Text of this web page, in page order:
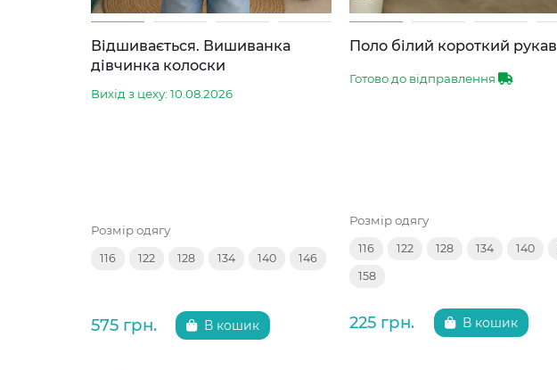
Відшивається. Вишиванка
дівчинка колоски
Вихід з цеху: 10.08.2026
Розмір одягу
116 122 128 134 140 146
575 грн. В кошик
Поло білий короткий рукав
Готово до відправлення
Розмір одягу
116 122 128 134 140
158
225 грн. В кошик